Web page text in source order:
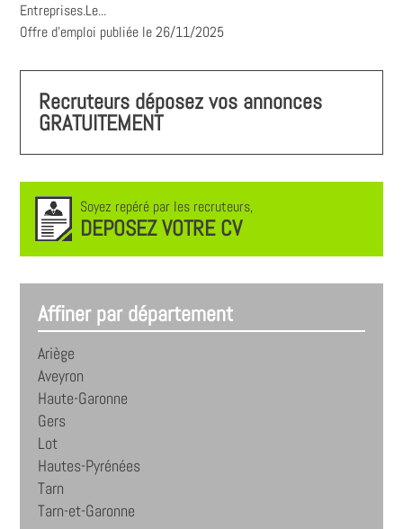
Entreprises.Le...
Offre d'emploi publiée le 26/11/2025
Recruteurs déposez vos annonces
GRATUITEMENT
Soyez repéré par les recruteurs,
DEPOSEZ VOTRE CV
Affiner par département
Ariège
Aveyron
Haute-Garonne
Gers
Lot
Hautes-Pyrénées
Tarn
Tarn-et-Garonne